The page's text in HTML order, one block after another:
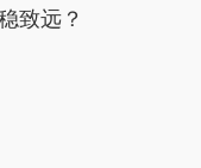
致远？